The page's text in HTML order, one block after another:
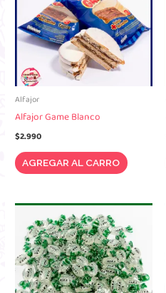
Alfajor
Alfajor Game Blanco
$2.990
AGREGAR AL CARRO